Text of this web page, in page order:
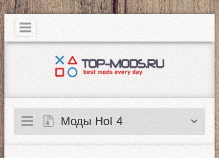
|
Моды HoI 4